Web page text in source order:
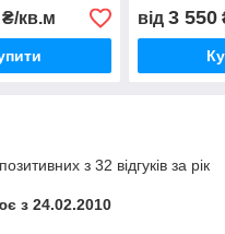
₴/кв.м від 3 550
з 32 відгуків за рік
з 24.02.2010